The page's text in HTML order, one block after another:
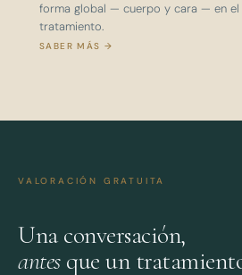
forma global — cuerpo y cara — en
tratamiento.
SABER MÁS →
VALORACIÓN GRATUITA
Una conversación,
antesque un